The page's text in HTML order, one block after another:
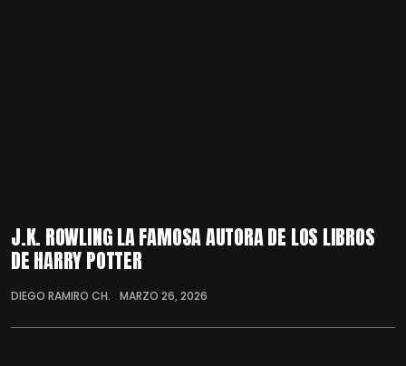
J.K. ROWLING LA FAMOSA AUTORA DE LOS LIBROS
DE HARRY POTTER
DIEGO RAMIRO CH. MARZO 26, 2026